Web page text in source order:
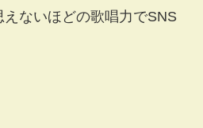
えないほどの歌唱力でSNS